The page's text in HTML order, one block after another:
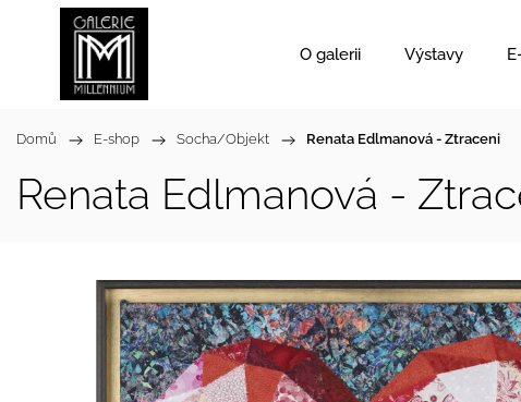
O galerii Výstavy
Domů / E-shop / Socha/Objekt / Renata Edlmanová - Ztraceni
Renata Edlmanová -